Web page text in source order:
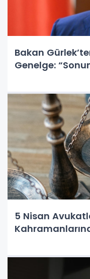
Bakan
Genelge:
5 Nisan